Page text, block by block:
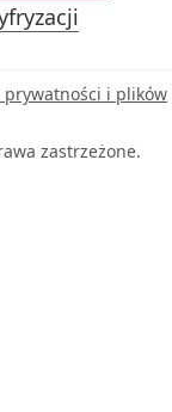
prywatności i plików
zastrzeżone.